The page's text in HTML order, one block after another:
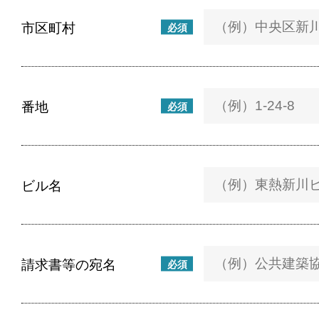
市区町村 必須
番地 必須
ビル名
請求書等の宛名 必須